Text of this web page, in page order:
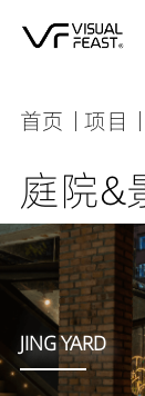
首页 项目
庭院&
JING YARD